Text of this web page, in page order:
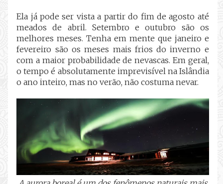
Ela já pode ser vista a partir do fim de agosto até
meados de abril. Setembro e outubro são os
melhores meses. Tenha em mente que janeiro e
fevereiro são os meses mais frios do inverno e
com a maior probabilidade de nevascas. Em geral,
o tempo é absolutamente imprevisível na Islândia
o ano inteiro, mas no verão, não costuma nevar.